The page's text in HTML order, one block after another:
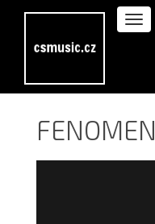
FENOMEN